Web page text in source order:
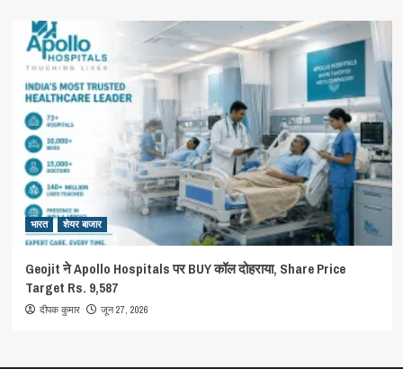
भारत शेयर बाजार
Geojit ने Apollo Hospitals पर BUY कॉल दोहराया, Share Price
Target Rs. 9,587
दीपक कुमार जून 27, 2026